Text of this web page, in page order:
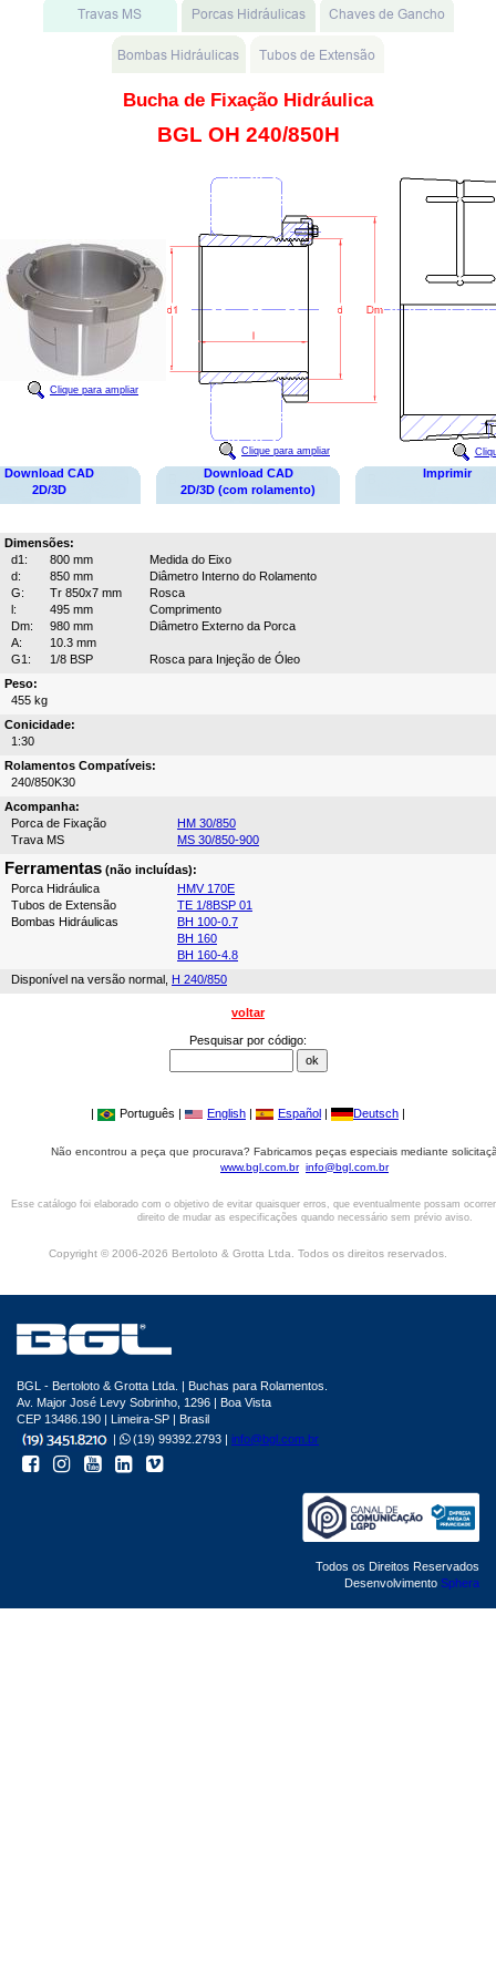
Bucha de Fixação Hidráulica
BGL OH 240/850H
Clique para ampliar
Clique para ampliar
Download CAD
2D/3D
Download CAD
2D/3D (com rolamento)
Imprimir
Dimensões:
d1:
800 mm
Medida do Eixo
d:
850 mm
Diâmetro Interno do Rolamento
G:
Tr 850x7 mm
Rosca
l:
495 mm
Comprimento
Dm:
980 mm
Diâmetro Externo da Porca
A:
10.3 mm
G1:
1/8 BSP
Rosca para Injeção de Óleo
Peso:
455 kg
Conicidade:
1:30
Rolamentos Compatíveis:
240/850K30
Acompanha:
Porca de Fixação
HM 30/850
Trava MS
MS 30/850-900
Ferramentas (não incluídas):
Porca Hidráulica
HMV 170E
Tubos de Extensão
TE 1/8BSP 01
Bombas Hidráulicas
BH 100-0.7
BH 160
BH 160-4.8
Disponível na versão normal, H 240/850
voltar
Pesquisar por código:
| Português | English | Español | Deutsch |
Não encontrou a peça que procurava? Fabricamos peças especiais mediante
www.bgl.com.br info@bgl.com.br
Esse catálogo foi elaborado com o objetivo de evitar quaisquer erros, que eventualmente possam
direito de mudar as especificações quando necessário sem prévio aviso.
Copyright © 2006-2026 Bertoloto & Grotta Ltda. Todos os direitos reservados.
BGL - Bertoloto & Grotta Ltda. | Buchas para Rolamentos.
Av. Major José Levy Sobrinho, 1296 | Boa Vista
CEP 13486.190 | Limeira-SP | Brasil
|
(19) 99392.2793 | info@bgl.com.br
Todos os Direitos Reservados
Desenvolvimento Sphera